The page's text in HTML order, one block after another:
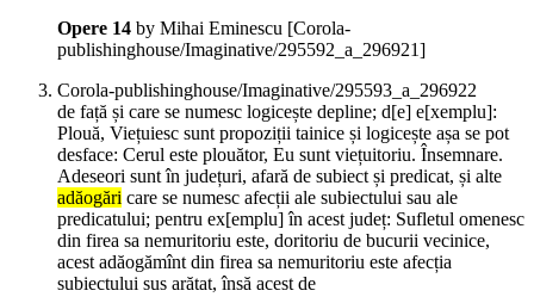
Opere 14 by Mihai Eminescu [Corola-
publishinghouse/Imaginative/295592_a_296921]
Corola-publishinghouse/Imaginative/295593_a_296922
de față și care se numesc logicește depline; d[e] e[xemplu]:
Plouă, Viețuiesc sunt propoziții tainice și logicește așa se pot
desface: Cerul este plouător, Eu sunt viețuitoriu. Însemnare.
Adeseori sunt în județuri, afară de subiect și predicat, și alte
adăogări care se numesc afecții ale subiectului sau ale
predicatului; pentru ex[emplu] în acest județ: Sufletul omenesc
din firea sa nemuritoriu este, doritoriu de bucurii vecinice,
acest adăogămînt din firea sa nemuritoriu este afecția
subiectului sus arătat, însă acest de